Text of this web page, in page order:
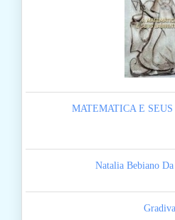
MATEMATICA E
Natalia Bebiano
Gradiva